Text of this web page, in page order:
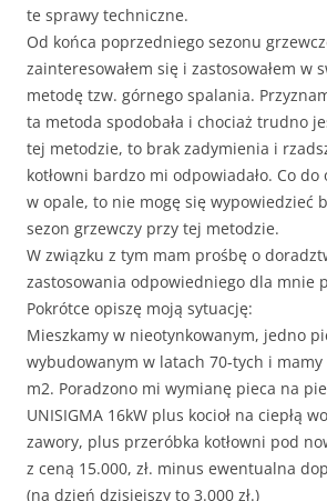
te sprawy techniczne.
Od końca poprzedniego sezonu
zainteresowałem się i zastosowałem w
metodę tzw. górnego spalania.
ta metoda spodobała i chociaż trudno
tej metodzie, to brak zadymienia i
kotłowni bardzo mi odpowiadało. Co do
w opale, to nie mogę się wypowiedzieć
sezon grzewczy przy tej metodzie.
W związku z tym mam prośbę o
zastosowania odpowiedniego dla mnie
Pokrótce opiszę moją sytuację:
Mieszkamy w nieotynkowanym, jedno
wybudowanym w latach 70-tych i
m2. Poradzono mi wymianę pieca na
UNISIGMA 16kW plus kocioł na ciepłą
zawory, plus przeróbka kotłowni pod
z ceną 15.000, zł. minus ewentualna
(na dzień dzisiejszy to 3.000 zł.)